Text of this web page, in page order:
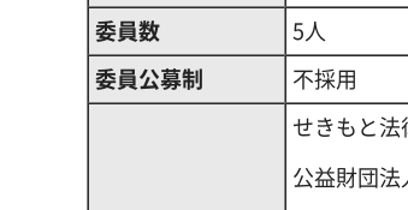
委員数
5人
委員公募制
不採用
せきもと
公益財団